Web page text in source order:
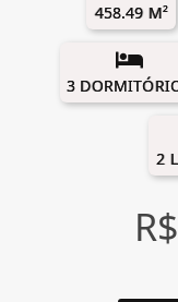
458.49 M²
3
2